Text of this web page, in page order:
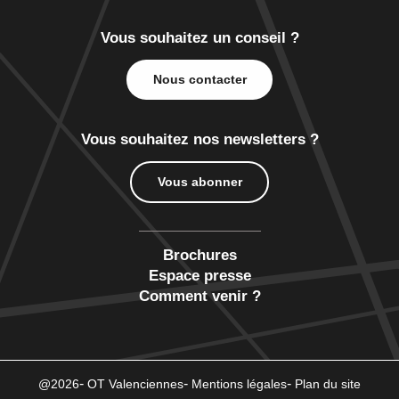
Vous souhaitez un conseil ?
Nous contacter
Vous souhaitez nos newsletters ?
Vous abonner
Brochures
Espace presse
Comment venir ?
@2026 OT Valenciennes Mentions légales
Plan du site